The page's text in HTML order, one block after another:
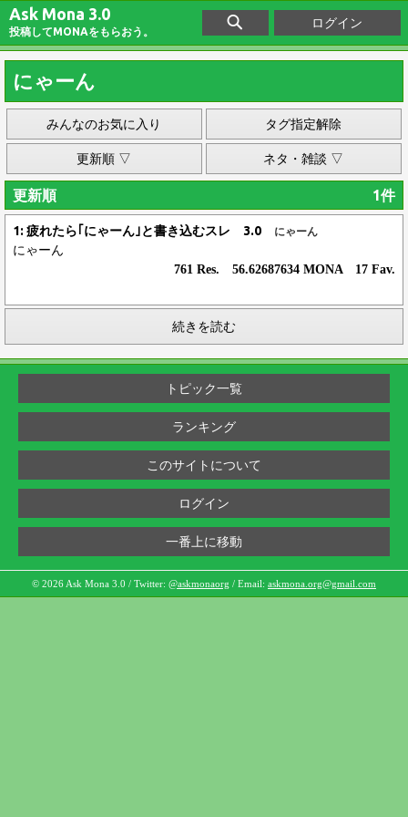
Ask Mona 3.0
投稿してMONAをもらおう。
ログイン
にゃーん
みんなのお気に入り タグ指定解除
更新順 ▽ ネタ・雑談 ▽
更新順 1件
1: 疲れたら｢にゃーん｣と書き込むスレ 3.0 にゃーん
にゃーん
761 Res. 56.62687634 MONA 17 Fav.
続きを読む
トピック一覧
ランキング
このサイトについて
ログイン
一番上に移動
© 2026 Ask Mona 3.0 / Twitter: @askmonaorg / Email: askmona.org@gmail.com